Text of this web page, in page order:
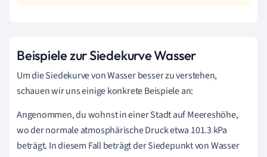
Beispiele zur Siedekurve Wasser
Um die Siedekurve von Wasser besser zu verstehen,
schauen wir uns einige konkrete Beispiele an:
Angenommen, du wohnst in einer Stadt auf Meereshöhe,
wo der normale atmosphärische Druck etwa 101.3 kPa
beträgt. In diesem Fall beträgt der Siedepunkt von Wasser